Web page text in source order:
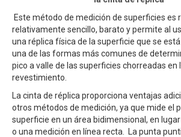
Este método de medición de superficies es
relativamente sencillo, barato y permite al
una réplica física de la superficie que se
una de las formas más comunes de
pico a valle de las superficies chorreadas en
revestimiento.
La cinta de réplica proporciona ventajas
otros métodos de medición, ya que mide el
superficie en un área bidimensional, en
o una medición en línea recta. La punta